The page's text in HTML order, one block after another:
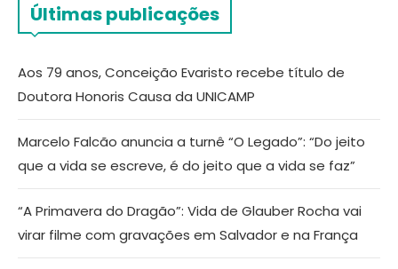
Últimas publicações
Aos 79 anos, Conceição Evaristo recebe título de
Doutora Honoris Causa da UNICAMP
Marcelo Falcão anuncia a turnê “O Legado”: “Do jeito
que a vida se escreve, é do jeito que a vida se faz”
“A Primavera do Dragão”: Vida de Glauber Rocha vai
virar filme com gravações em Salvador e na França